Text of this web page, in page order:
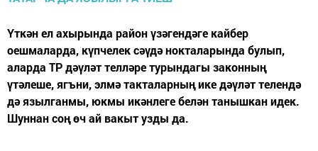
Үткән ел ахырында район үзәгендәге кайбер
оешмаларда, күпчелек сәүдә нокталарында булып,
аларда ТР дәүләт телләре турындагы законның
үтәлеше, ягъни, элмә такталарның ике дәүләт телендә
дә язылганмы, юкмы икәнлеге белән танышкан идек.
Шуннан соң өч ай вакыт узды да.